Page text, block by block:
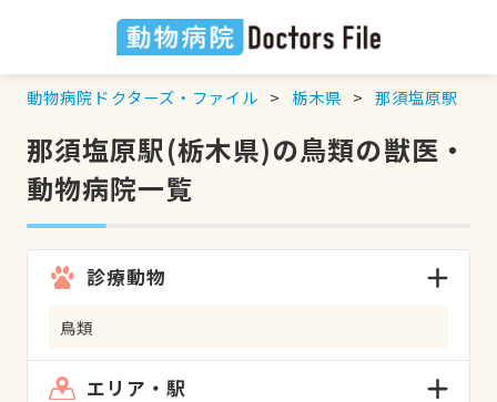
動物病院ドクターズ・ファイル 栃木県 那須塩原駅
那須塩原駅(栃木県)の鳥類の獣医・
動物病院一覧
診療動物
鳥類
エリア・駅